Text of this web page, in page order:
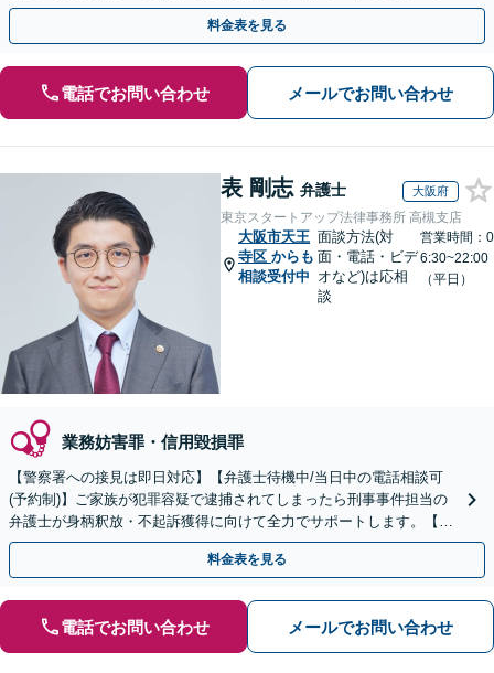
月100名以上の相談実績】【全国対応】
料金表を見る
電話でお問い合わせ メールでお問い合わせ
表 剛志 弁護士 大阪府
東京スタートアップ法律事務所 高槻支店
大阪市天王
寺区 からも
相談受付中
面談方法(対
面・電話・ビデ
オなど)は応相
談
営業時間：0
6:30~22:00
（平日）
業務妨害罪・信用毀損罪
【警察署への接見は即日対応】【弁護士待機中/当日中の電話相談可
(予約制)】ご家族が犯罪容疑で逮捕されてしまったら刑事事件担当の
弁護士が身柄釈放・不起訴獲得に向けて全力でサポートします。【毎
月100名以上の相談実績】【全国対応】
料金表を見る
電話でお問い合わせ メールでお問い合わせ